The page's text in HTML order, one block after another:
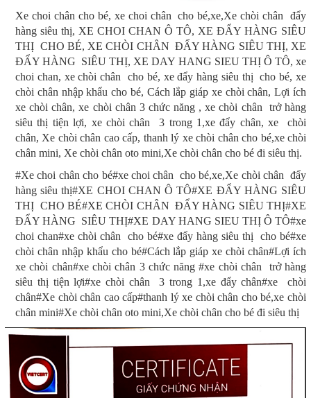
Xe choi chân cho bé, xe choi chân cho bé,xe,Xe chòi chân đẩy
hàng siêu thị, XE CHOI CHAN Ô TÔ, XE ĐẨY HÀNG SIÊU
THỊ CHO BÉ, XE CHÒI CHÂN ĐẨY HÀNG SIÊU THỊ, XE
ĐẨY HÀNG SIÊU THỊ, XE DAY HANG SIEU THỊ Ô TÔ, xe
choi chan, xe chòi chân cho bé, xe đẩy hàng siêu thị cho bé, xe
chòi chân nhập khẩu cho bé, Cách lắp giáp xe chòi chân, Lợi ích
xe chòi chân, xe chòi chân 3 chức năng , xe chòi chân trở hàng
siêu thị tiện lợi, xe chòi chân 3 trong 1,xe đẩy chân, xe chòi
chân, Xe chòi chân cao cấp, thanh lý xe chòi chân cho bé,xe chòi
chân mini, Xe chòi chân oto mini,Xe chòi chân cho bé đi siêu thị.
#Xe choi chân cho bé#xe choi chân cho bé,xe,Xe chòi chân đẩy
hàng siêu thị#XE CHOI CHAN Ô TÔ#XE ĐẨY HÀNG SIÊU
THỊ CHO BÉ#XE CHÒI CHÂN ĐẨY HÀNG SIÊU THỊ#XE
ĐẨY HÀNG SIÊU THỊ#XE DAY HANG SIEU THỊ Ô TÔ#xe
choi chan#xe chòi chân cho bé#xe đẩy hàng siêu thị cho bé#xe
chòi chân nhập khẩu cho bé#Cách lắp giáp xe chòi chân#Lợi ích
xe chòi chân#xe chòi chân 3 chức năng #xe chòi chân trở hàng
siêu thị tiện lợi#xe chòi chân 3 trong 1,xe đẩy chân#xe chòi
chân#Xe chòi chân cao cấp#thanh lý xe chòi chân cho bé,xe chòi
chân mini#Xe chòi chân oto mini,Xe chòi chân cho bé đi siêu thị